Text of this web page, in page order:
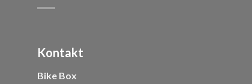
Kontakt
Bike Box